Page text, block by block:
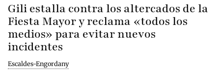
Gili estalla contra los altercados de la
Fiesta Mayor y reclama «todos los
medios» para evitar nuevos
incidentes
Escaldes-Engordany